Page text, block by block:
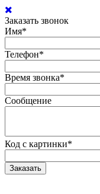
Заказать звонок
Имя*
Телефон*
Время звонка*
Сообщение
Код с картинки*
Заказать